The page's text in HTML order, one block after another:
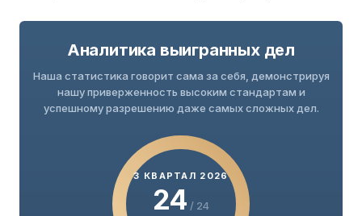
Аналитика выигранных дел
Наша статистика говорит сама за себя, демонстрируя
нашу приверженность высоким стандартам и
успешному разрешению даже самых сложных дел.
3 КВАРТАЛ 2026
24 / 24